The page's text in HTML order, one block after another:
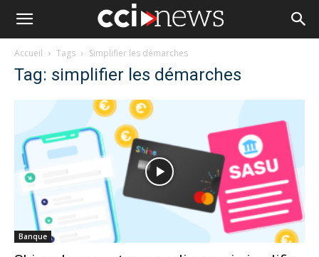
Accueil Tags Simplifier les démarches
Tag: simplifier les démarches
Banque